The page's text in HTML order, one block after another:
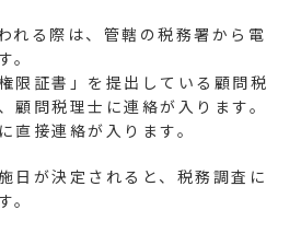
れる際は、管轄の税務署から電
。
限証書」を提出している顧問税
顧問税理士に連絡が入ります。
直接連絡が入ります。
日が決定されると、税務調査に
。